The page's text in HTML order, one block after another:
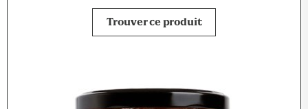
Trouver ce produit